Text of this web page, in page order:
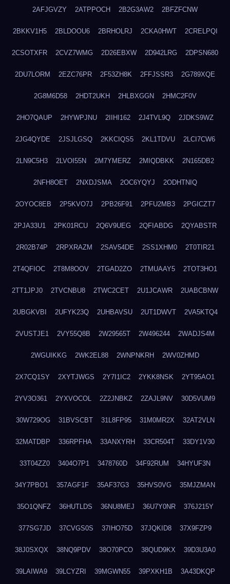
2AFJGVZY 2ATPPOCH 2B2G3AW2 2BFZFCNW
2BKKV1H5 2BLDOOU6 2BRHOLRJ 2CKA0HWT 2CRELPQI
2CSOTXFR 2CVZ7WMG 2D26EBXW 2D942LRG 2DPSN680
2DU7LORM 2EZC76PR 2F53ZH8K 2FFJSSR3 2G789XQE
2G8M6D58 2HDT2UKH 2HLBXGGN 2HMC2F0V
2HO7QAUP 2HYWPJNU 2IIHI162 2J4TVL9Q 2JDKS9WZ
2JG4QYDE 2JSJLGSQ 2KKCIQS5 2KL1TDVU 2LCI7CW6
2LN9C5H3 2LVOI55N 2M7YMERZ 2MIQDBKK 2N165DB2
2NFH8OET 2NXDJSMA 2OC6YQYJ 2ODHTNIQ
2OYOC8EB 2P5KVO7J 2PB26F91 2PFU2MB3 2PGICZT7
2PJA33U1 2PK01RCU 2Q6V9UEG 2QFIABDG 2QYABSTR
2R02B74P 2RPXRAZM 2SAV54DE 2SS1XHM0 2T0TIR21
2T4QFIOC 2T8M8OOV 2TGAD2ZO 2TMUAAY5 2TOT3HO1
2TT1JPJ0 2TVCNBU8 2TWC2CET 2U1JCAWR 2UABCBNW
2UBGKVBI 2UFYK23Q 2UHBAVSU 2UT1DWVT 2VA5KTQ4
2VUSTJE1 2VY55Q8B 2W29565T 2W496244 2WADJS4M
2WGUIKKG 2WK2EL88 2WNPNKRH 2WV0ZHMD
2X7CQ1SY 2XYTJWGS 2Y7I1IC2 2YKK8NSK 2YT95AO1
2YV3O361 2YXVOCOL 2Z2JNBKZ 2ZAJL9NV 30D5VUM9
30W729OG 31BVSCBT 31L8FP95 31M0MR2X 32AT2VLN
32MATDBP 336RPFHA 33ANXYRH 33CR504T 33DY1V30
33T04ZZ0 3404O7P1 3478760D 34F92RUM 34HYUF3N
34Y7PBO1 357AGF1F 35AF37G3 35HVS0VG 35MJZMAN
35O1QNFZ 36HUTLDS 36NU8MEJ 36U7Y0NR 376J215Y
377SG7JD 37CVGS0S 37IHO75D 37JQKID8 37X9FZP9
38J0SXQX 38NQ9PDV 38O70PCO 38QUD9KX 39D3U3A0
39LAIWA9 39LCYZRI 39MGWN55 39PXKH1B 3A43DKQP